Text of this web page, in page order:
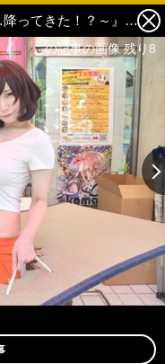
『じょしおちっ！～2階から女の子が…降ってきた！？～』のイベントが秋葉原で開催! 宮本彩希＆あつきがヒロインに扮してティッシュを配布 3枚目の写真・画像
この記事の画像 残り8